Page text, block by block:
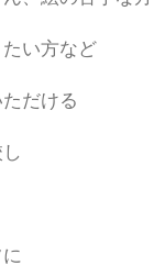
い方など
だける